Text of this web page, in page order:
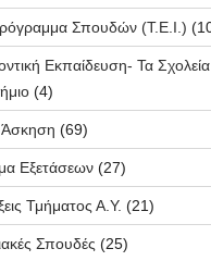
Σπουδών (T.E.I.)
Εκπαίδευση- Τα
(4)
Άσκηση (69)
Εξετάσεων(27)
Τμήματος Α.Υ. (21)
Σπουδές (25)